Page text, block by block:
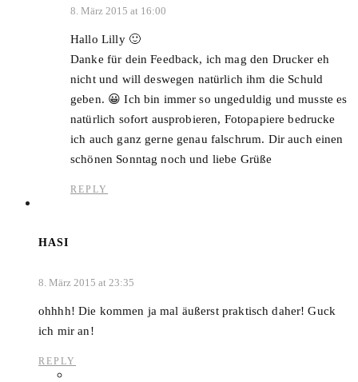
8. März 2015 at 16:00
Hallo Lilly 🙂
Danke für dein Feedback, ich mag den Drucker eh
nicht und will deswegen natürlich ihm die Schuld
geben. 😀 Ich bin immer so ungeduldig und musste es
natürlich sofort ausprobieren, Fotopapiere bedrucke
ich auch ganz gerne genau falschrum. Dir auch einen
schönen Sonntag noch und liebe Grüße
REPLY
HASI
8. März 2015 at 23:35
ohhhh! Die kommen ja mal äußerst praktisch daher! Guck
ich mir an!
REPLY